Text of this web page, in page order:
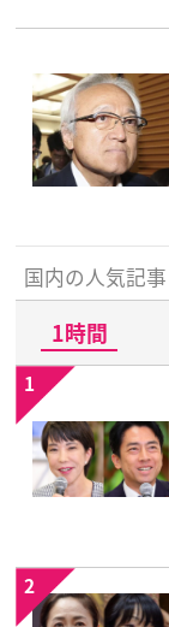
国内の人気記事
1時間
1
2